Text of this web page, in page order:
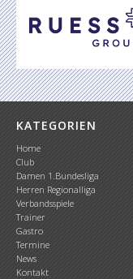
KATEGORIEN
Home
Club
Damen 1.Bundesliga
Herren Regionalliga
Verbandsspiele
Trainer
Gastro
Termine
News
Kontakt